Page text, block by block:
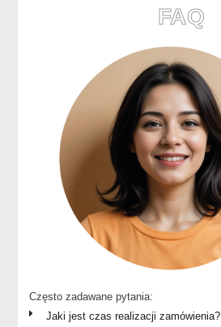
FAQ
Często zadawane pytania:
Jaki jest czas realizacji zamówienia?